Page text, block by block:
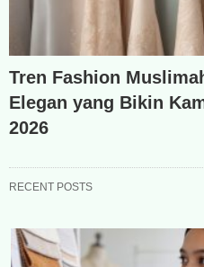
Tren Fashion
Elegan yang Bikin
2026
RECENT POSTS